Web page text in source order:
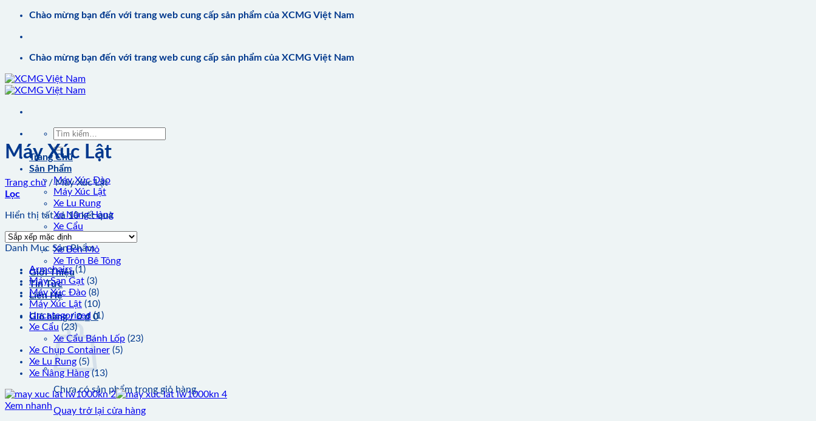
Chào mừng bạn đến với trang web cung cấp sản phẩm của XCMG Việt Nam
Chào mừng bạn đến với trang web cung cấp sản phẩm của XCMG Việt Nam
Tìm
kiếm:
Trang Chủ
Sản Phẩm
Máy Xúc Đào
Máy Xúc Lật
Xe Lu Rung
Xe Nâng Hàng
Xe Cẩu
Xe Trải Nhựa
Xe Ben Mỏ
Xe Trộn Bê Tông
Giới Thiệu
Tin Tức
Liên Hệ
Giỏ hàng /0₫ 0
Chưa có sản phẩm trong giỏ hàng.
Quay trở lại cửa hàng
Máy Xúc Lật
Trang chủ /Máy Xúc Lật
Lọc
Hiển thị tất cả 10 kết quả
Danh Mục Sản Phẩm
Armchairs (1)
Máy San Gạt (3)
Máy Xúc Đào (8)
Máy Xúc Lật (10)
Uncategorized (1)
Xe Cẩu (23)
Xe Cẩu Bánh Lốp (23)
Xe Chụp Container (5)
Xe Lu Rung (5)
Xe Nâng Hàng (13)
Xem nhanh